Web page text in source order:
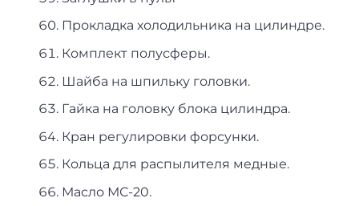
Прокладка холодильника на цилиндре.
Комплект полусферы.
Шайба на шпильку головки.
Гайка на головку блока цилиндра.
Кран регулировки форсунки.
Кольца для распылителя медные.
Масло МС-20.